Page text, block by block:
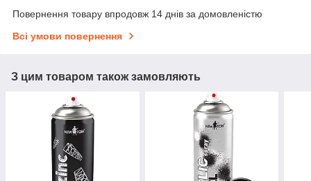
Повернення товару впродовж 14 днів за домовленістю
Всі умови повернення
З цим товаром також замовляють